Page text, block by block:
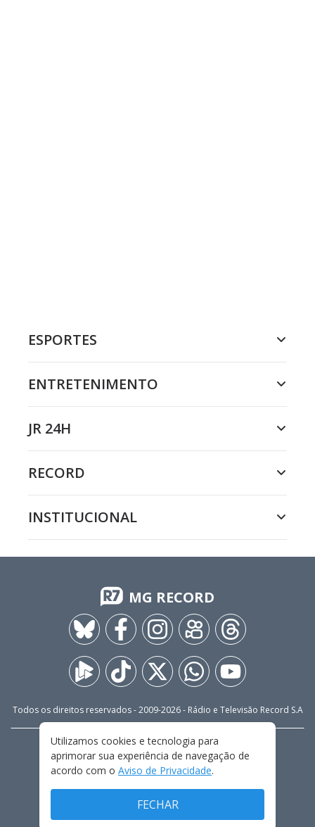
ESPORTES
ENTRETENIMENTO
JR 24H
RECORD
INSTITUCIONAL
MG RECORD
Todos os direitos reservados - 2009-2026- Rádio e Televisão Record S.A
FALE CONOSCO
PRIVACIDADE
TERMOS E CONDIÇÕES DE USO
Utilizamos cookies e tecnologia para
aprimorar sua experiência de navegação de
acordo com o Aviso de Privacidade.
FECHAR